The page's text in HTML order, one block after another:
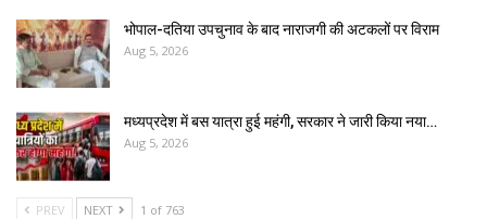
भोपाल-दतिया उपचुनाव के बाद नाराजगी की अटकलों पर विराम
Aug 5, 2026
मध्यप्रदेश में बस यात्रा हुई महंगी, सरकार ने जारी किया नया…
Aug 5, 2026
PREV NEXT 1 of 763